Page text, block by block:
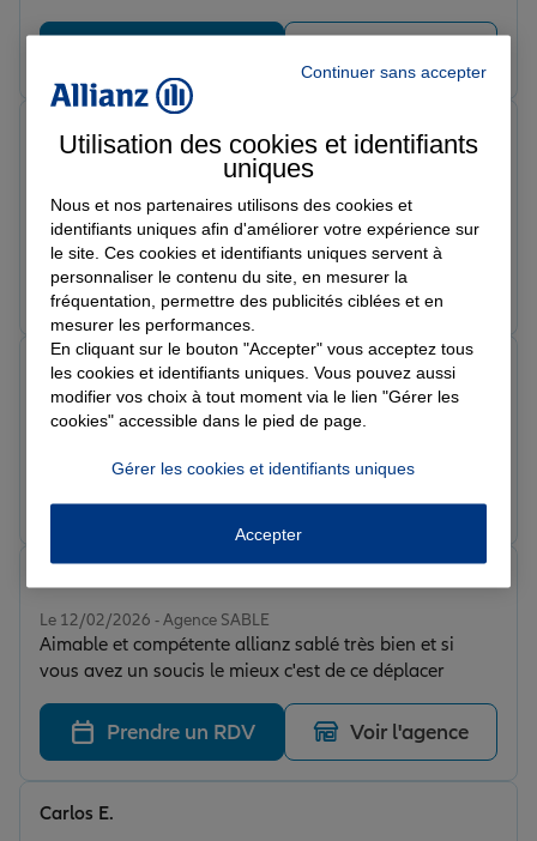
Note de 5 sur 5
Le 13/02/2026 - Agence SABLE
Très bon accueil, merci pour les réponses aux
questions
Thomas P.
Prendre un RDV Voir l'agence
Note de 5 sur 5
Le 12/02/2026 - Agence SABLE
Réactif, pro : je recommande
OLIVIER L.
Le 12/02/2026 - Agence SABLE
Aimable et compétente allianz sablé très bien et si
vous avez un soucis le mieux c'est de ce déplacer
Prendre un RDV Voir l'agence
Carlos E.
Continuer sans accepter
Utilisation des cookies et identifiants
uniques
Nous et nos partenaires utilisons des cookies et
identifiants uniques afin d'améliorer votre expérience sur
le site. Ces cookies et identifiants uniques servent à
personnaliser le contenu du site, en mesurer la
fréquentation, permettre des publicités ciblées et en
mesurer les performances.
En cliquant sur le bouton "Accepter" vous acceptez tous
les cookies et identifiants uniques. Vous pouvez aussi
modifier vos choix à tout moment via le lien "Gérer les
cookies" accessible dans le pied de page.
Gérer les cookies et identifiants uniques
Accepter